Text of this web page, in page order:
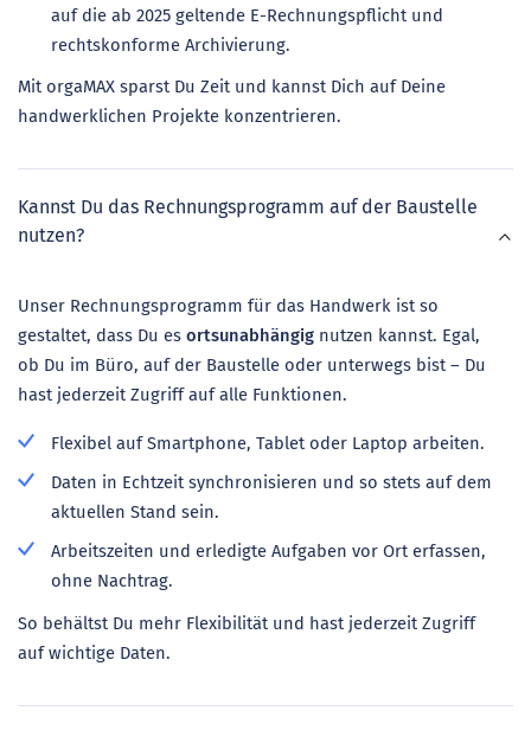
auf die ab 2025 geltende E-Rechnungspflicht und
rechtskonforme Archivierung.
Mit orgaMAX sparst Du Zeit und kannst Dich auf Deine
handwerklichen Projekte konzentrieren.
Kannst Du das Rechnungsprogramm auf der Baustelle
nutzen?
Unser Rechnungsprogramm für das Handwerk ist so
gestaltet, dass Du es ortsunabhängig nutzen kannst. Egal,
ob Du im Büro, auf der Baustelle oder unterwegs bist – Du
hast jederzeit Zugriff auf alle Funktionen.
Flexibel auf Smartphone, Tablet oder Laptop arbeiten.
Daten in Echtzeit synchronisieren und so stets auf dem
aktuellen Stand sein.
Arbeitszeiten und erledigte Aufgaben vor Ort erfassen,
ohne Nachtrag.
So behältst Du mehr Flexibilität und hast jederzeit Zugriff
auf wichtige Daten.